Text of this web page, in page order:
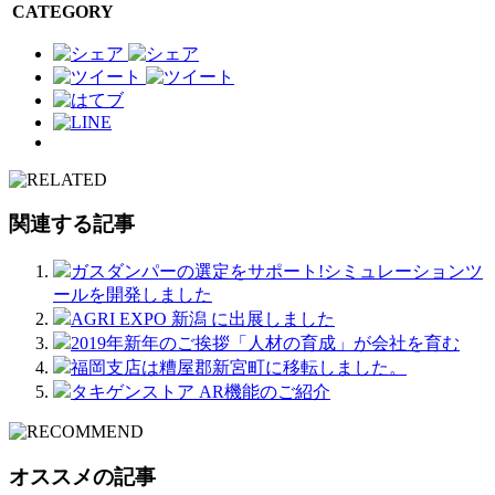
CATEGORY
関連する記事
ガスダンパーの選定をサポート!シミュレーションツ
ールを開発しました
AGRI EXPO 新潟 に出展しました
2019年新年のご挨拶「人材の育成」が会社を育む
福岡支店は糟屋郡新宮町に移転しました。
タキゲンストア AR機能のご紹介
オススメの記事